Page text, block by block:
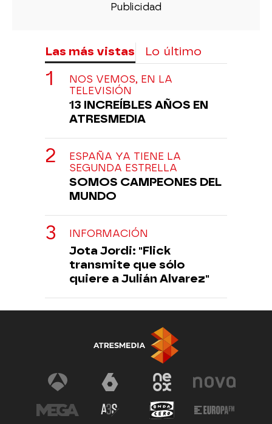
Las más vistas Lo último
NOS VEMOS, EN LA
TELEVISIÓN
13 INCREÍBLES AÑOS EN
ATRESMEDIA
ESPAÑA YA TIENE LA
SEGUNDA ESTRELLA
SOMOS CAMPEONES DEL
MUNDO
INFORMACIÓN
Jota Jordi: "Flick
transmite que sólo
quiere a Julián Alvarez"